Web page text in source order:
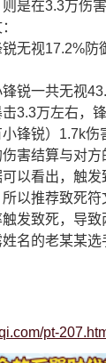
是在3.3万伤害
无视17.2%
锐一共无视
3.3万左右，
锋锐）1.7k伤
害结算与对方
以看出，触
以推荐致死符
发致死，导
名的老某某
pt-